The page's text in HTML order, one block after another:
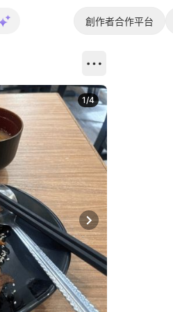
創作者合作平台
Next slide
1/4